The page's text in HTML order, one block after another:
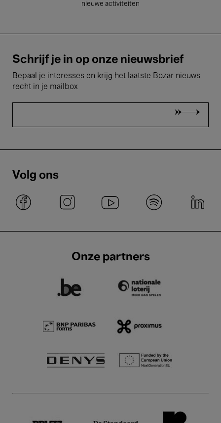
nieuwe activiteiten
Schrijf je in op onze nieuwsbrief
Bepaal je interesses en krijg het laatste Bozar nieuws
recht in je mailbox
Volg ons
Onze partners